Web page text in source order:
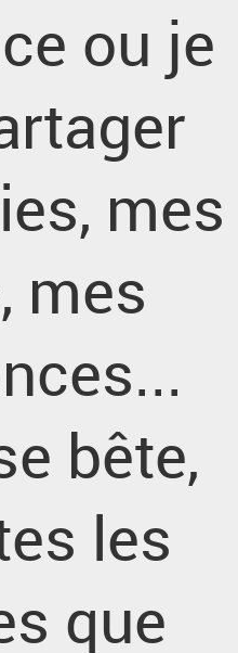
ou je
mes
mes
bête,
les
que